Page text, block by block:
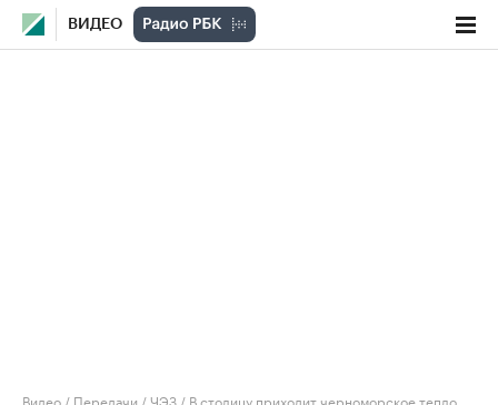
ВИДЕО
Видео / Передачи /ЧЭЗ / В столицу приходит черноморское тепло